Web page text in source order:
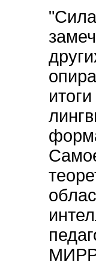
"Сила